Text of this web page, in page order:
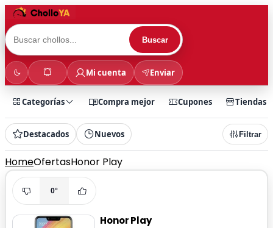
Buscar
Mi cuenta Enviar
Categorías Compra mejor Cupones Tiendas
Destacados Nuevos Filtrar
HomeOfertasHonor Play
0°
Honor Play